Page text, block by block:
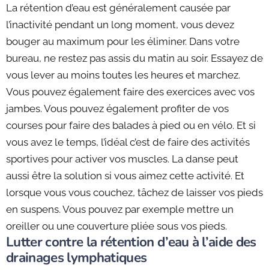
La rétention d’eau est généralement causée par
l’inactivité pendant un long moment, vous devez
bouger au maximum pour les éliminer. Dans votre
bureau, ne restez pas assis du matin au soir. Essayez de
vous lever au moins toutes les heures et marchez.
Vous pouvez également faire des exercices avec vos
jambes. Vous pouvez également profiter de vos
courses pour faire des balades à pied ou en vélo. Et si
vous avez le temps, l’idéal c’est de faire des activités
sportives pour activer vos muscles. La danse peut
aussi être la solution si vous aimez cette activité. Et
lorsque vous vous couchez, tâchez de laisser vos pieds
en suspens. Vous pouvez par exemple mettre un
oreiller ou une couverture pliée sous vos pieds.
Lutter contre la rétention d’eau à l’aide des
drainages lymphatiques